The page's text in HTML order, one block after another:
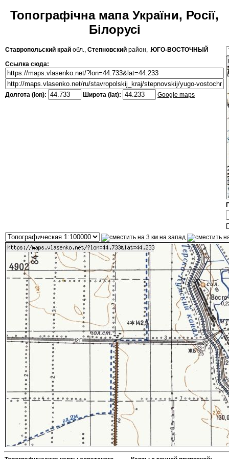
Топографічна мапа України, Росії,
Білорусі
Ставропольский край обл., Степновский район, .ЮГО-ВОСТОЧНЫЙ
Ссылка сюда:
Долгота (lon): Широта (lat): Google maps